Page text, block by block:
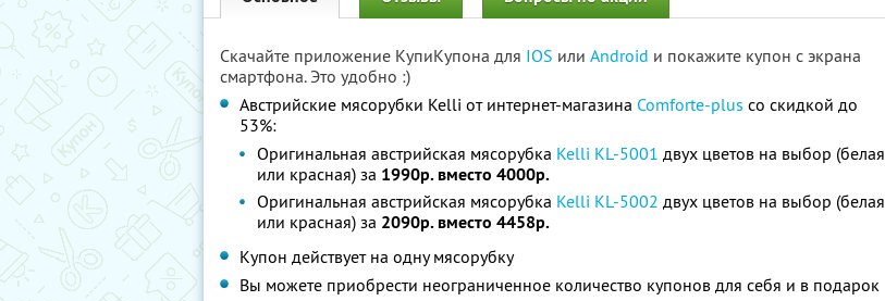
Скачайте приложение КупиКупона для IOS или Android и покажите купон с экрана
смартфона. Это удобно :)
Австрийские мясорубки Kelli от интернет-магазина Comforte-plus со скидкой до
53%:
Оригинальная австрийская мясорубка Kelli KL-5001 двух цветов на выбор (белая
или красная) за 1990р. вместо 4000р.
Оригинальная австрийская мясорубка Kelli KL-5002 двух цветов на выбор (белая
или красная) за 2090р. вместо 4458р.
Купон действует на одну мясорубку
Вы можете приобрести неограниченное количество купонов для себя и в подарок